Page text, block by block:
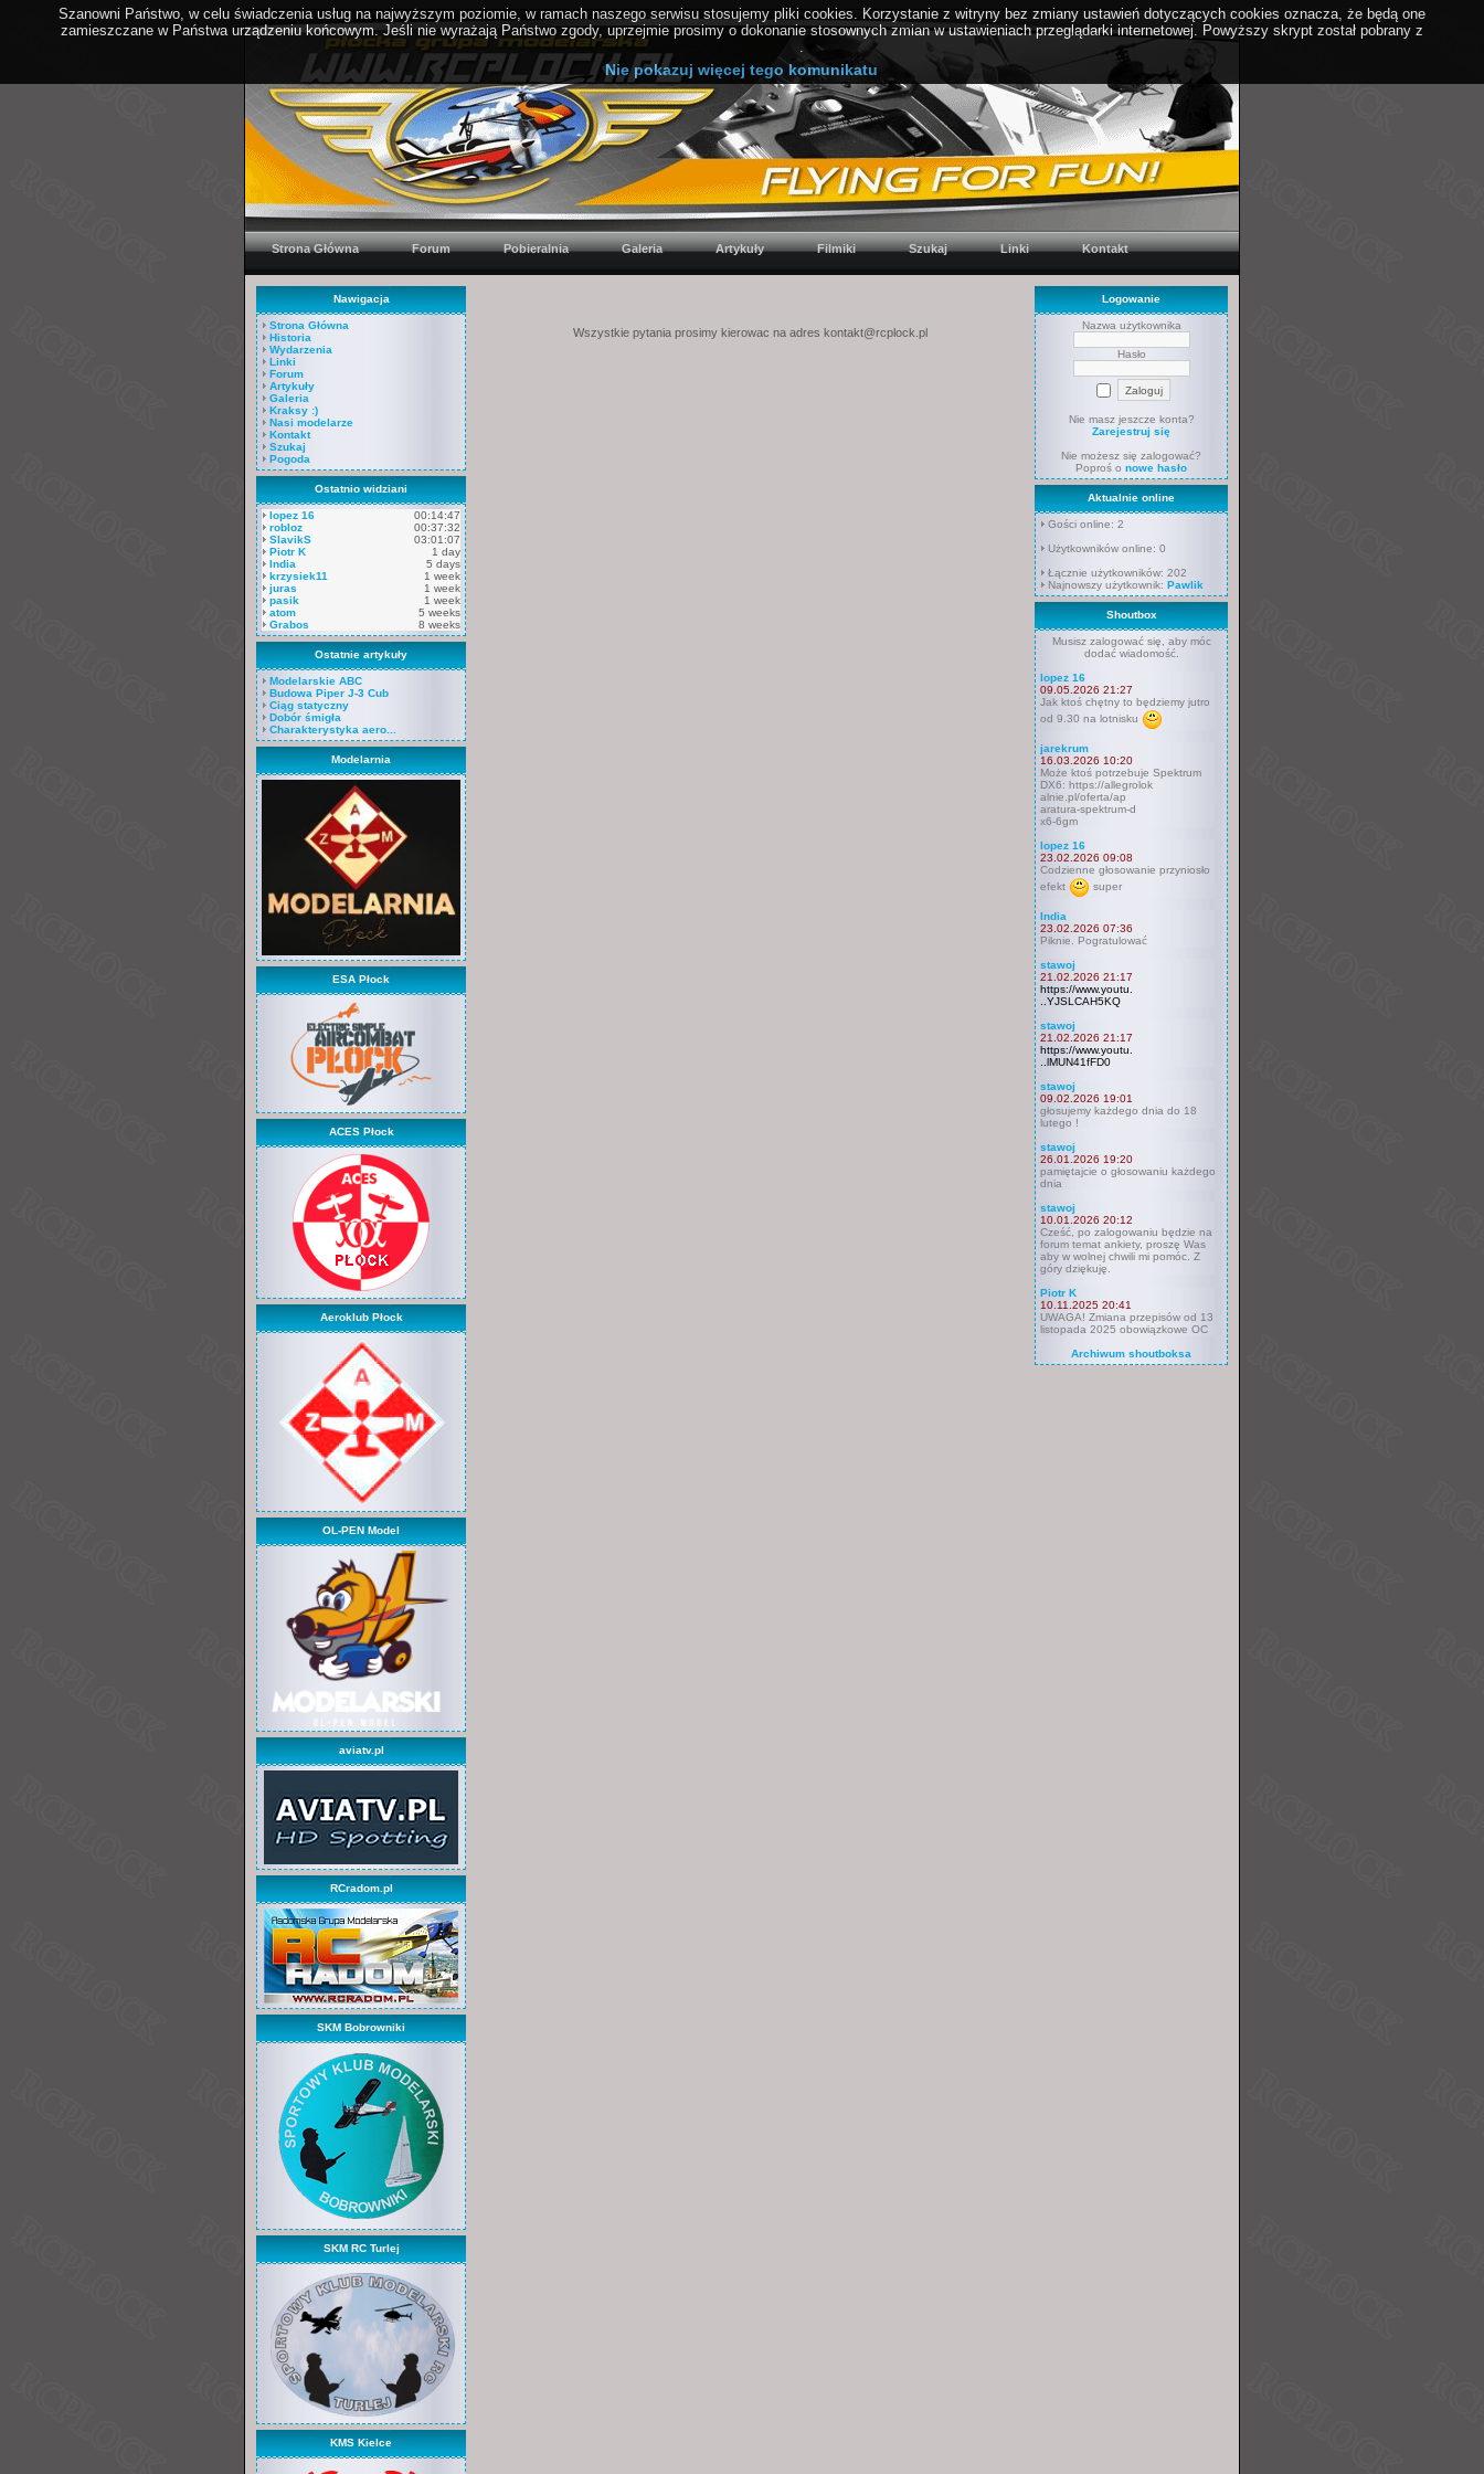
Szanowni Państwo, w celu świadczenia usług na najwyższym poziomie, w ramach naszego serwisu stosujemy pliki cookies. Korzystanie z witryny bez zmiany ustawień dotyczących cookies oznacza, że będą one
zamieszczane w Państwa urządzeniu końcowym. Jeśli nie wyrażają Państwo zgody, uprzejmie prosimy o dokonanie stosownych zmian w ustawieniach przeglądarki internetowej. Powyższy skrypt został pobrany z
.
Nie pokazuj więcej tego komunikatu
Strona Główna Forum Pobieralnia Galeria Artykuły Filmiki Szukaj Linki Kontakt
Nawigacja
Strona Główna
Historia
Wydarzenia
Linki
Forum
Artykuły
Galeria
Kraksy :)
Nasi modelarze
Kontakt
Szukaj
Pogoda
Ostatnio widziani
lopez 16
00:14:47
robloz
00:37:32
SlavikS
03:01:07
Piotr K
1 day
India
5 days
krzysiek11
1 week
juras
1 week
pasik
1 week
atom
5 weeks
Grabos
8 weeks
Ostatnie artykuły
Modelarskie ABC
Budowa Piper J-3 Cub
Ciąg statyczny
Dobór śmigła
Charakterystyka aero...
Modelarnia
ESA Płock
ACES Płock
Aeroklub Płock
OL-PEN Model
aviatv.pl
RCradom.pl
SKM Bobrowniki
SKM RC Turlej
KMS Kielce
Wszystkie pytania prosimy kierowac na adres kontakt@rcplock.pl
Logowanie
Nazwa użytkownika
Hasło
Nie masz jeszcze konta?
Zarejestruj się
Nie możesz się zalogować?
Poproś o nowe hasło
Aktualnie online
Gości online: 2
Użytkowników online: 0
Łącznie użytkowników: 202
Najnowszy użytkownik: Pawlik
Shoutbox
Musisz zalogować się, aby móc
dodać wiadomość.
lopez 16
09.05.2026 21:27
Jak ktoś chętny to będziemy jutro
od 9.30 na lotnisku
jarekrum
16.03.2026 10:20
Może ktoś potrzebuje Spektrum
DX6: https://allegrolok
alnie.pl/oferta/ap
aratura-spektrum-d
x6-6gm
lopez 16
23.02.2026 09:08
Codzienne głosowanie przyniosło
efekt
super
India
23.02.2026 07:36
Piknie. Pogratulować
stawoj
21.02.2026 21:17
https://www.youtu.
..YJSLCAH5KQ
stawoj
21.02.2026 21:17
https://www.youtu.
..lMUN41fFD0
stawoj
09.02.2026 19:01
głosujemy każdego dnia do 18
lutego !
stawoj
26.01.2026 19:20
pamiętajcie o głosowaniu każdego
dnia
stawoj
10.01.2026 20:12
Cześć, po zalogowaniu będzie na
forum temat ankiety, proszę Was
aby w wolnej chwili mi pomóc. Z
góry dziękuję.
Piotr K
10.11.2025 20:41
UWAGA! Zmiana przepisów od 13
listopada 2025 obowiązkowe OC
Archiwum shoutboksa